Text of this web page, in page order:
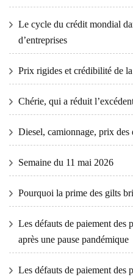
Le cycle du crédit mondial
d’entreprises
Prix ​​​​rigides et crédibilité de
Chérie, qui a réduit
Diesel, camionnage, prix des
Semaine du 11 mai 2026
Pourquoi la prime des gilts
Les défauts de paiement des
après une pause pandémique
Les défauts de paiement des